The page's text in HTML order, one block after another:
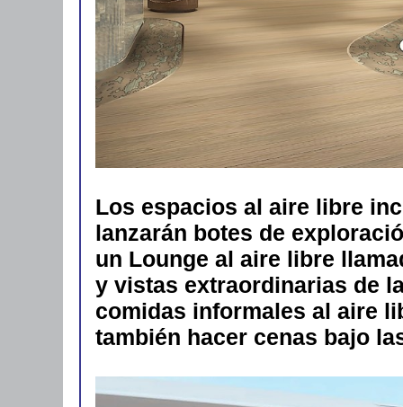
Los espacios al aire libre
lanzarán botes de
un Lounge al aire libre
y vistas extraordinarias de
comidas informales al aire
también hacer cenas bajo